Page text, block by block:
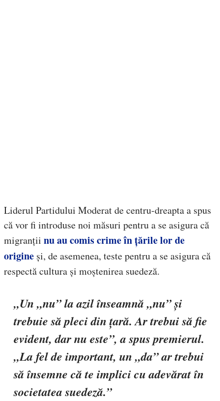
Liderul Partidului Moderat de centru-dreapta a spus
că vor fi introduse noi măsuri pentru a se asigura că
migranții nu au comis crime în țările lor de
origine și, de asemenea, teste pentru a se asigura că
respectă cultura și moștenirea suedeză.
„Un „nu” la azil înseamnă „nu” și
trebuie să pleci din țară. Ar trebui să fie
evident, dar nu este”, a spus premierul.
„La fel de important, un „da” ar trebui
să însemne că te implici cu adevărat în
societatea suedeză.”